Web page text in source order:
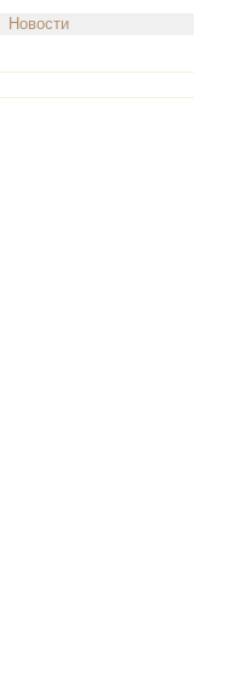
Новости